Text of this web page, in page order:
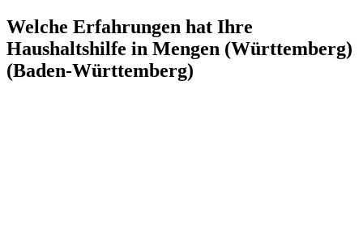
Welche Erfahrungen hat Ihre
Haushaltshilfe in Mengen (Württemberg)
(Baden-Württemberg)